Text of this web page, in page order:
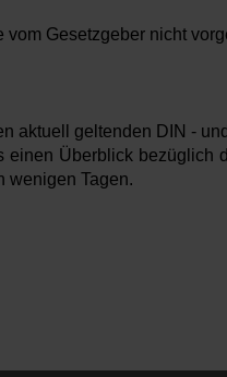
Gesetzgeber nicht
aktuell geltenden DIN -
Überblick bezüglich
wenigen Tagen.